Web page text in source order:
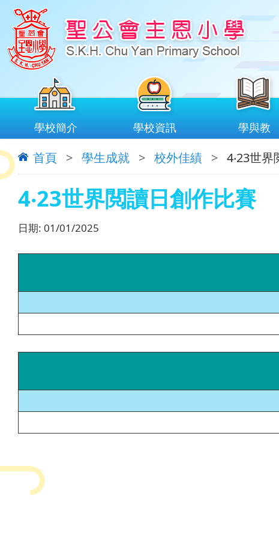
學校簡介 學校資訊 學與教
首頁 > 學生成就 > 校外佳績 > 4‧23世
4‧23世界閲讀日創作比賽
日期: 01/01/2025